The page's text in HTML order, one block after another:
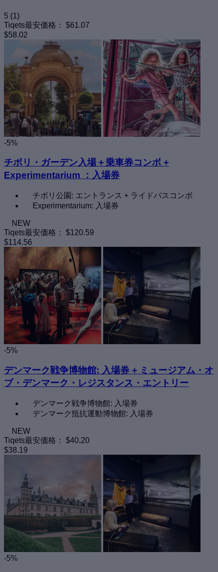
5 (1)
Tiqets最安価格：
$61.07
$58.02
-5%
チボリ・ガーデン入場＋乗車券コンボ +
Experimentarium ：入場券
チボリ公園: エントランス + ライドパスコンボ
Experimentarium: 入場券
NEW
Tiqets最安価格：
$120.59
$114.56
-5%
デンマーク戦争博物館: 入場券 + ミュージアム・オ
ブ・デンマーク・レジスタンス・エントリー
デンマーク戦争博物館: 入場券
デンマーク抵抗運動博物館: 入場券
NEW
Tiqets最安価格：
$40.20
$38.19
-5%